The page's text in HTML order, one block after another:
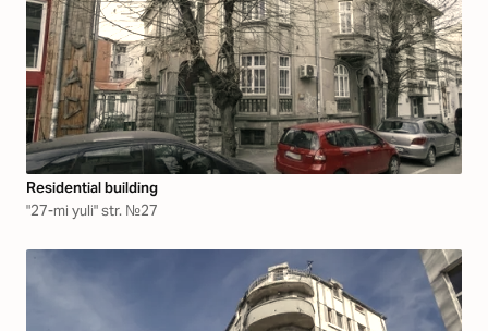
Residential building
"27-mi yuli" str. №27